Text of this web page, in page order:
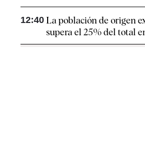
12:40 La población de origen
supera el 25% del total